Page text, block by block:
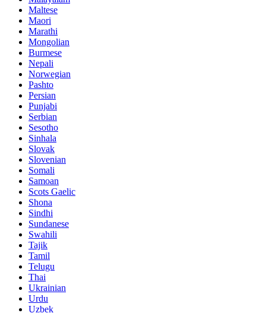
Maltese
Maori
Marathi
Mongolian
Burmese
Nepali
Norwegian
Pashto
Persian
Punjabi
Serbian
Sesotho
Sinhala
Slovak
Slovenian
Somali
Samoan
Scots Gaelic
Shona
Sindhi
Sundanese
Swahili
Tajik
Tamil
Telugu
Thai
Ukrainian
Urdu
Uzbek